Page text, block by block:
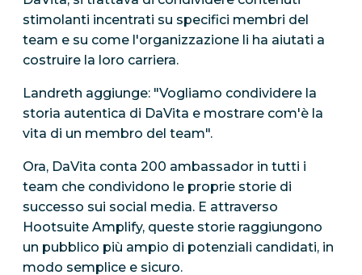
stimolanti incentrati su specifici membri del
team e su come l'organizzazione li ha aiutati a
costruire la loro carriera.
Landreth aggiunge: "Vogliamo condividere la
storia autentica di DaVita e mostrare com'è la
vita di un membro del team".
Ora, DaVita conta 200 ambassador in tutti i
team che condividono le proprie storie di
successo sui social media. E attraverso
Hootsuite Amplify, queste storie raggiungono
un pubblico più ampio di potenziali candidati, in
modo semplice e sicuro.